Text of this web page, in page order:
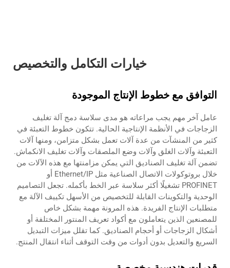
خيارات التكامل والتخصيص
التوافق مع خطوط الإنتاج الموجودة
عامل آخر مهم يجب مراعاته هو مدى سلاسة دمج آلة تغليف
الزجاجات في الأنظمة الإنتاجية الحالية. تتكون خطوط التعبئة في
كثير من المنشآت من عدة آلات تعمل بشكل متزامن، ومنها آلات
التعبئة وآلات الغلق وآلات وضع الملصقات وآلات تغليف الانكماش.
تضمن آلة تغليف الصناديق التي يمكن مزامنتها مع هذه الآلات من
خلال بروتوكولات الاتصال الصناعية مثل Ethernet/IP أو
PROFINET تشغيلًا أكثر سلاسة عبر الخط بأكمله. تجعل التصاميم
الوحدية والتكوينات القابلة للتخصيص من الأسهل تكييف الآلة مع
متطلبات الإنتاج الفريدة. هذه المرونة مهمة بشكل خاص
للمصنعين الذين يتعاملون مع أكواد تعريف المنتور المختلفة أو
أشكال الزجاجات أو أحجام الصناديق. كما تقلل ميزات التبديل
السريع والتعديل بدون أدوات من وقت التوقف أثناء انتقال المنتج.